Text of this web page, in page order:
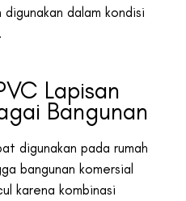
dalam kondisi
Lapisan
Bangunan
digunakan pada rumah
bangunan komersial
karena kombinasi